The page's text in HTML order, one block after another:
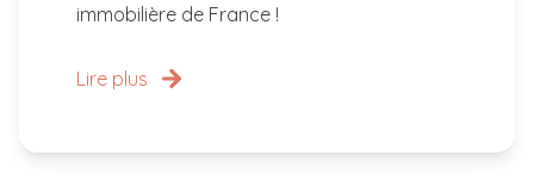
immobilière de France !
Lire plus